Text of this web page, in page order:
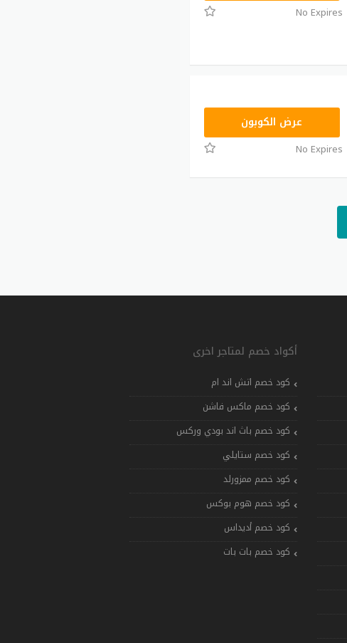
No Expires
RRF24عرض الكوبون
No Expires
أكواد خصم لمتاجر اخرى
كود خصم اتش اند ام
كود خصم ماكس فاشن
كود خصم باث اند بودي وركس
كود خصم ستايلي
كود خصم ممزورلد
كود خصم هوم بوكس
كود خصم أديداس
كود خصم بات بات